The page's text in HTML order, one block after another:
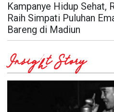
Kampanye Hidup Sehat,
Raih Simpati Puluhan
Bareng di Madiun
Insight Story